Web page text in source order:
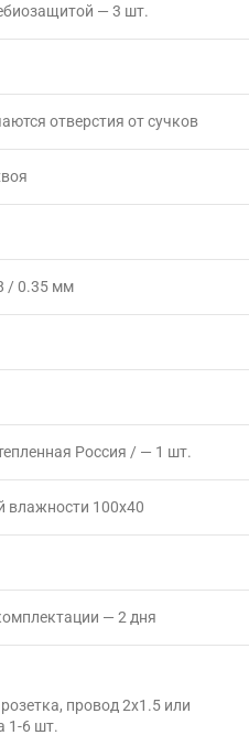
— 3 шт.
отверстия от сучков
/ 0.35 мм
Россия / — 1 шт.
влажности 100х40
— 2 дня
провод 2х1.5 или
1-6 шт.